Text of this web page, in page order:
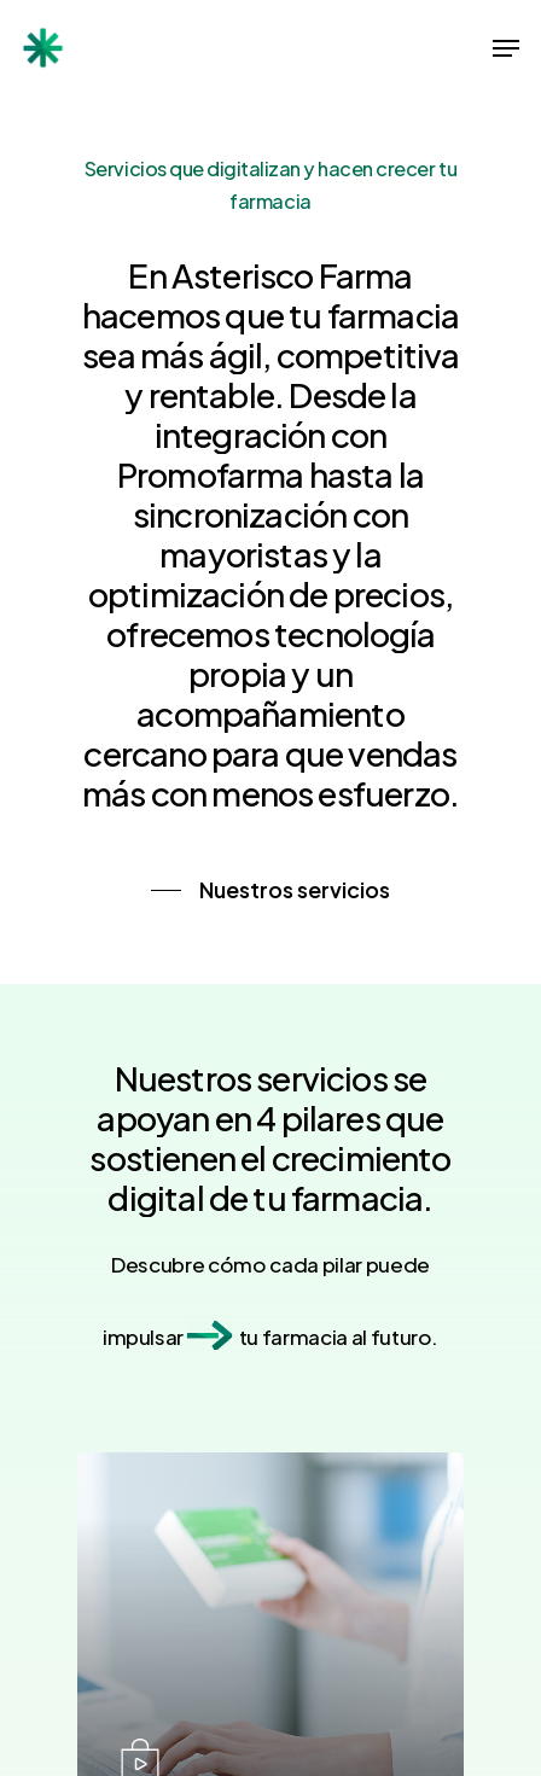
Servicios que digitalizan y hacen crecer tu
farmacia
EnAsterisco Farma
hacemosquetu farmacia
sea máságil, competitiva
y rentable. Desdela
integracióncon
Promofarma hasta la
sincronizacióncon
mayoristasyla
optimizaciónde precios,
ofrecemostecnología
propiay un
acompañamiento
cercanopara quevendas
másconmenosesfuerzo.
Nuestros servicios
Nuestrosserviciosse
apoyanen4 pilaresque
sostienenel crecimiento
digitaldetufarmacia.
Descubre cómo cada pilar puede
impulsar tu farmacia al futuro.